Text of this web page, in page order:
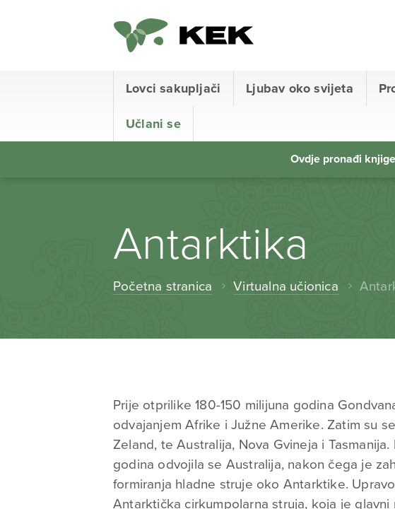
Lovci sakupljači Ljubav oko svijeta
Učlani se
Ovdje pronađi
Antarktika
Početna stranica Virtualna učionica
Prije otprilike 180-150 milijuna godina
odvajanjem Afrike i Južne Amerike. Zatim su
Zeland, te Australija, Nova Gvineja i
godina odvojila se Australija, nakon čega je
formiranja hladne struje oko Antarktike.
Antarktička cirkumpolarna struja, koja je